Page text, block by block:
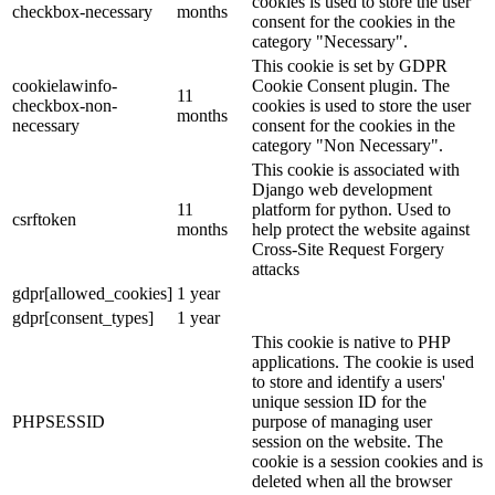
checkbox-necessary
months
consent for the cookies in the
category "Necessary".
cookielawinfo-
checkbox-non-
necessary
11
months
This cookie is set by GDPR
Cookie Consent plugin. The
cookies is used to store the user
consent for the cookies in the
category "Non Necessary".
csrftoken
11
months
This cookie is associated with
Django web development
platform for python. Used to
help protect the website against
Cross-Site Request Forgery
attacks
gdpr[allowed_cookies] 1 year
gdpr[consent_types]
1 year
PHPSESSID
This cookie is native to PHP
applications. The cookie is used
to store and identify a users'
unique session ID for the
purpose of managing user
session on the website. The
cookie is a session cookies and is
deleted when all the browser